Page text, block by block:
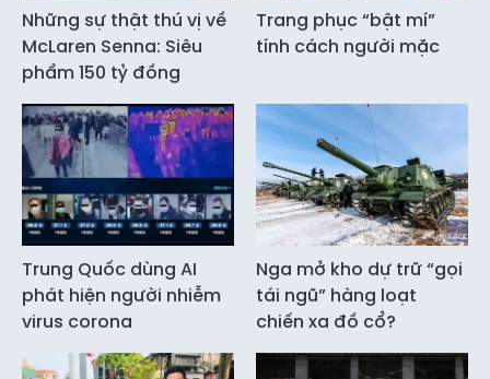
Những sự thật thú vị về
McLaren Senna: Siêu
phẩm 150 tỷ đồng
Trang phục “bật mí”
tính cách người mặc
Trung Quốc dùng AI
phát hiện người nhiễm
virus corona
Nga mở kho dự trữ “gọi
tái ngũ” hàng loạt
chiến xa đồ cổ?